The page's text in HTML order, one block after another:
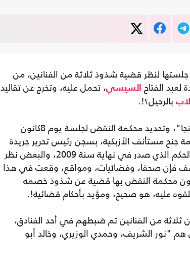
لنظر قضية شذوذ ثلاثة من الفنانين، من
لعبد الفتاح السيسي، تحمل عليه، وتخرج عن تقاليد
بالرحيل؟!.
البعض ربط بين حملة الإبادة الإعلامية ضد "خالد أبو النجا"، وتحديد محكمة النقض لجلسة يوم 8كانون
جنح مستأنف الأزبكية، بسجن رئيس تحرير جريدة
"البلاغ الجديد" عبده مغربي، وأحد المحررين بها، وهو الحكم الذي صدر في نهاية سنة 2009، والبعض نظر
فإن صحفاً، وفضائيات، ومواقع، وقعت في هذا
كون محكمة النقض بها قضية عن شذوذ خصمه
عليه، هو صحيح، ومؤيد بأحكام قضائية!.
ثلاثة من الفنانين تم ضبطهم في أحد الفنادق،
هم "نور الشريف، وحمدي الوزيري، وخالد أبو